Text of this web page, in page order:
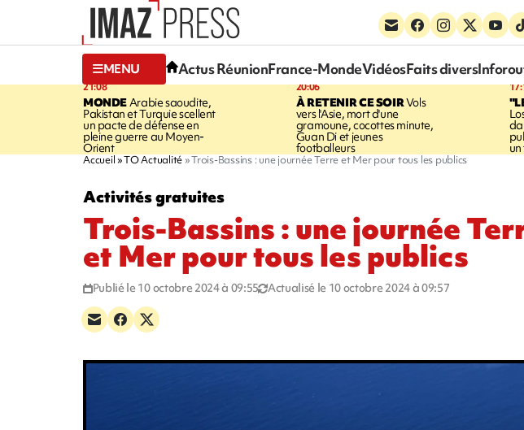
MENU Actus RéunionFrance-MondeVidéosFaits divers
21:08
MONDE Arabie saoudite,
Pakistan et Turquie scellent
un pacte de défense en
pleine guerre au Moyen-
Orient
20:06
À RETENIR CE SOIRVols
vers l'Asie, mort d'une
gramoune, cocottes minute,
Guan Di et jeunes
footballeurs
Accueil TO Actualité Trois-Bassins : une journée Terre et Mer pour tous les publics
Activités gratuites
Trois-Bassins : une journée
et Mer pour tous les publics
Publié le 10 octobre 2024 à 09:55 Actualisé le 10 octobre 2024 à 09:57